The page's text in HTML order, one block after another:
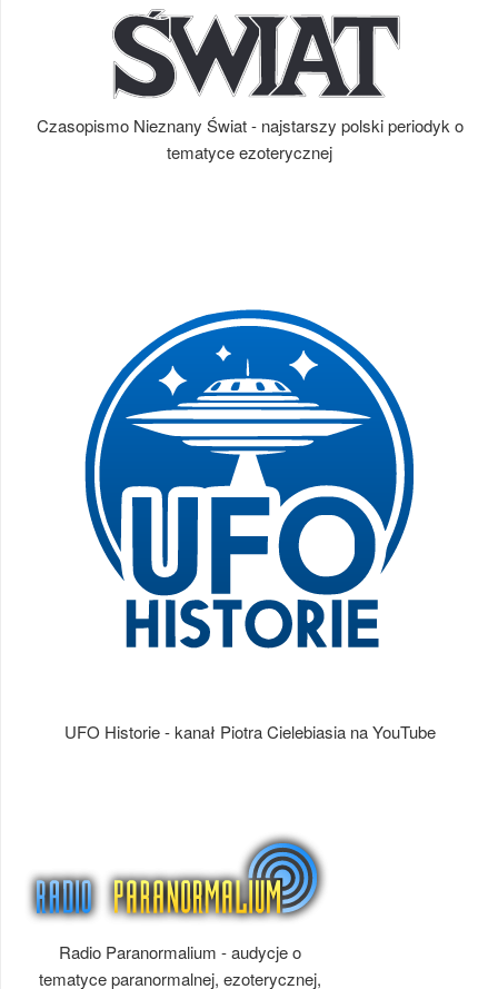
Czasopismo Nieznany Świat - najstarszy polski periodyk o
tematyce ezoterycznej
UFO Historie - kanał Piotra Cielebiasia na YouTube
Radio Paranormalium - audycje o
tematyce paranormalnej, ezoterycznej,